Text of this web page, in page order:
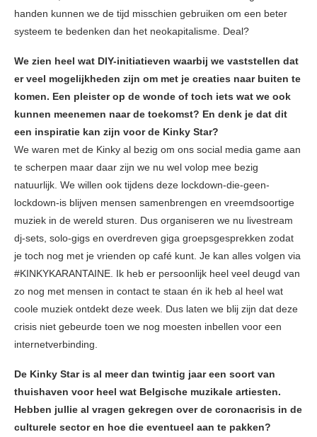
handen kunnen we de tijd misschien gebruiken om een beter
systeem te bedenken dan het neokapitalisme. Deal?
We zien heel wat DIY-initiatieven waarbij we vaststellen dat
er veel mogelijkheden zijn om met je creaties naar buiten te
komen. Een pleister op de wonde of toch iets wat we ook
kunnen meenemen naar de toekomst? En denk je dat dit
een inspiratie kan zijn voor de Kinky Star?
We waren met de Kinky al bezig om ons social media game aan
te scherpen maar daar zijn we nu wel volop mee bezig
natuurlijk. We willen ook tijdens deze lockdown-die-geen-
lockdown-is blijven mensen samenbrengen en vreemdsoortige
muziek in de wereld sturen. Dus organiseren we nu livestream
dj-sets, solo-gigs en overdreven giga groepsgesprekken zodat
je toch nog met je vrienden op café kunt. Je kan alles volgen via
#KINKYKARANTAINE. Ik heb er persoonlijk heel veel deugd van
zo nog met mensen in contact te staan én ik heb al heel wat
coole muziek ontdekt deze week. Dus laten we blij zijn dat deze
crisis niet gebeurde toen we nog moesten inbellen voor een
internetverbinding.
De Kinky Star is al meer dan twintig jaar een soort van
thuishaven voor heel wat Belgische muzikale artiesten.
Hebben jullie al vragen gekregen over de coronacrisis in de
culturele sector en hoe die eventueel aan te pakken?